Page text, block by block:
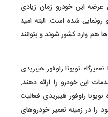
عرضه این خودرو زمان زیادی
شده است. البته امید
وارد کشور شوند و بتوانند
تعمیرگاه تویوتا راوفور هیبریدی
این خودرو را ارائه دهند.
راوفور هیبریدی فعالیت
در زمینه تعمیر خودروهای